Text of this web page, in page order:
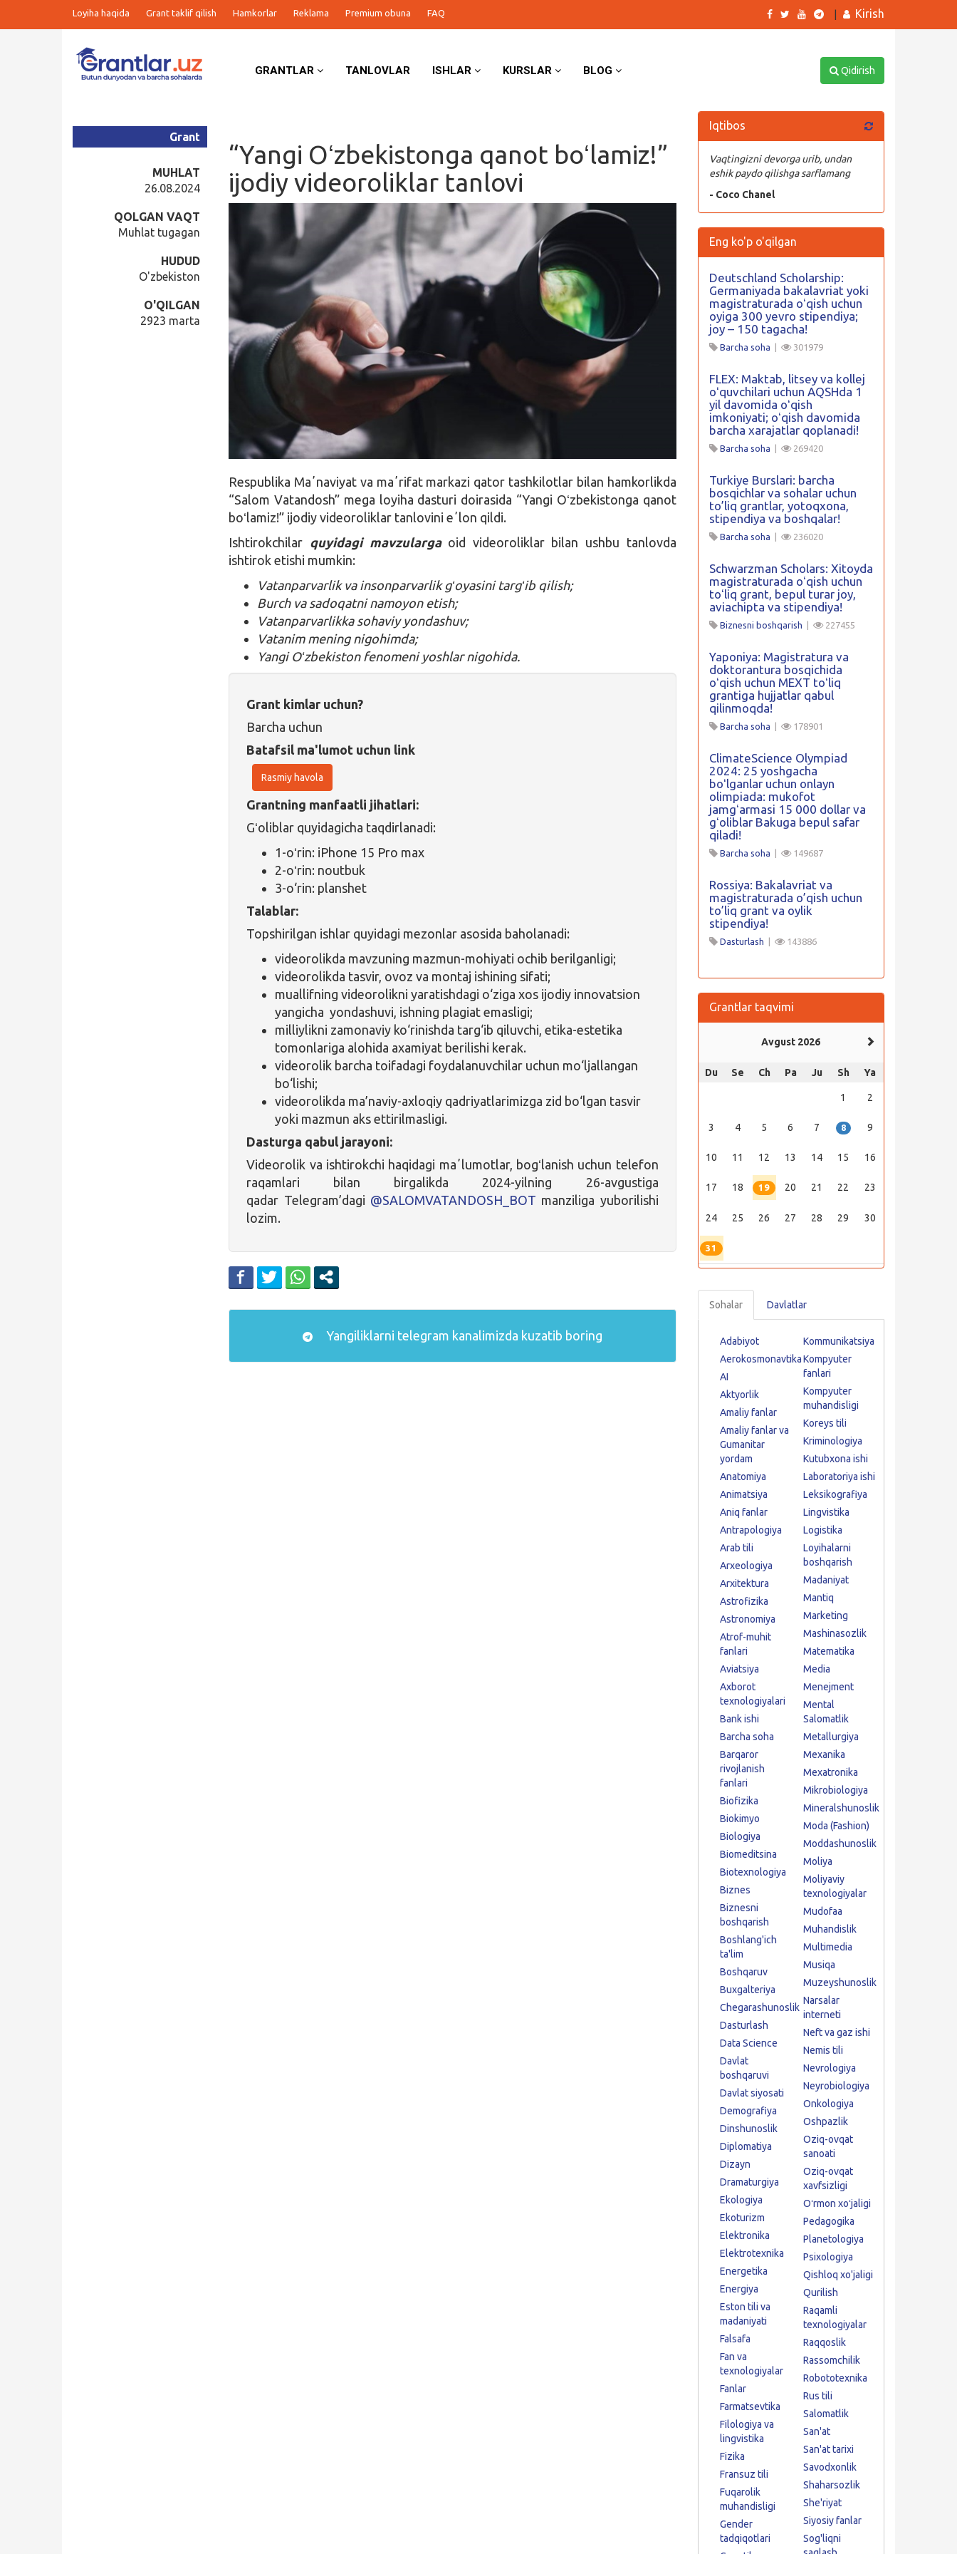
Loyiha haqida Grant taklif qilish Hamkorlar Reklama Premium obuna FAQ Kirish
GRANTLAR TANLOVLAR ISHLAR KURSLAR BLOG Qidirish
“Yangi Oʻzbekistonga qanot boʻlamiz!”
ijodiy videoroliklar tanlovi
Grant
MUHLAT
26.08.2024
QOLGAN VAQT
Muhlat tugagan
HUDUD
O'zbekiston
O'QILGAN
2923 marta
Respublika Maʼnaviyat va maʼrifat markazi qator tashkilotlar bilan hamkorlikda
“Salom Vatandosh” mega loyiha dasturi doirasida “Yangi Oʻzbekistonga qanot
boʻlamiz!” ijodiy videoroliklar tanlovini eʼlon qildi.
Ishtirokchilar quyidagi mavzularga oid videoroliklar bilan ushbu tanlovda
ishtirok etishi mumkin:
Vatanparvarlik va insonparvarlik gʻoyasini targʻib qilish;
Burch va sadoqatni namoyon etish;
Vatanparvarlikka sohaviy yondashuv;
Vatanim mening nigohimda;
Yangi Oʻzbekiston fenomeni yoshlar nigohida.
Grant kimlar uchun?
Barcha uchun
Batafsil ma'lumot uchun link
Rasmiy havola
Grantning manfaatli jihatlari:
Gʻoliblar quyidagicha taqdirlanadi:
1-oʻrin: iPhone 15 Pro max
2-oʻrin: noutbuk
3-o‘rin: planshet
Talablar:
Topshirilgan ishlar quyidagi mezonlar asosida baholanadi:
videorolikda mavzuning mazmun-mohiyati ochib berilganligi;
videorolikda tasvir, ovoz va montaj ishining sifati;
muallifning videorolikni yaratishdagi o‘ziga xos ijodiy innovatsion
yangicha yondashuvi, ishning plagiat emasligi;
milliylikni zamonaviy ko‘rinishda targ‘ib qiluvchi, etika-estetika
tomonlariga alohida axamiyat berilishi kerak.
videorolik barcha toifadagi foydalanuvchilar uchun mo‘ljallangan
bo‘lishi;
videorolikda ma’naviy-axloqiy qadriyatlarimizga zid bo‘lgan tasvir
yoki mazmun aks ettirilmasligi.
Dasturga qabul jarayoni:
Videorolik va ishtirokchi haqidagi maʼlumotlar, bogʻlanish uchun telefon
raqamlari bilan birgalikda 2024-yilning 26-avgustiga
qadar Telegram’dagi @SALOMVATANDOSH_BOT manziliga yuborilishi
lozim.
Yangiliklarni telegram kanalimizda kuzatib boring
Iqtibos
Vaqtingizni devorga urib, undan
eshik paydo qilishga sarflamang
- Coco Chanel
Eng ko'p o'qilgan
Deutschland Scholarship:
Germaniyada bakalavriat yoki
magistraturada oʻqish uchun
oyiga 300 yevro stipendiya;
joy – 150 tagacha!
Barcha soha 301979
FLEX: Maktab, litsey va kollej
oʻquvchilari uchun AQSHda 1
yil davomida oʻqish
imkoniyati; oʻqish davomida
barcha xarajatlar qoplanadi!
Barcha soha 269420
Turkiye Burslari: barcha
bosqichlar va sohalar uchun
to’liq grantlar, yotoqxona,
stipendiya va boshqalar!
Barcha soha 236020
Schwarzman Scholars: Xitoyda
magistraturada oʻqish uchun
toʻliq grant, bepul turar joy,
aviachipta va stipendiya!
Biznesni boshqarish 227455
Yaponiya: Magistratura va
doktorantura bosqichida
oʻqish uchun MEXT toʻliq
grantiga hujjatlar qabul
qilinmoqda!
Barcha soha 178901
ClimateScience Olympiad
2024: 25 yoshgacha
boʻlganlar uchun onlayn
olimpiada: mukofot
jamgʻarmasi 15 000 dollar va
gʻoliblar Bakuga bepul safar
qiladi!
Barcha soha 149687
Rossiya: Bakalavriat va
magistraturada o’qish uchun
to’liq grant va oylik
stipendiya!
Dasturlash 143886
Grantlar taqvimi
Avgust 2026
Du Se Ch Pa Ju Sh Ya
1 2
3 4 5 6 7 8 9
10 11 12 13 14 15 16
17 18 19 20 21 22 23
24 25 26 27 28 29 30
31
Sohalar Davlatlar
Adabiyot
Aerokosmonavtika
AI
Aktyorlik
Amaliy fanlar
Amaliy fanlar va
Gumanitar
yordam
Anatomiya
Animatsiya
Aniq fanlar
Antrapologiya
Arab tili
Arxeologiya
Arxitektura
Astrofizika
Astronomiya
Atrof-muhit
fanlari
Aviatsiya
Axborot
texnologiyalari
Bank ishi
Barcha soha
Barqaror
rivojlanish
fanlari
Biofizika
Biokimyo
Biologiya
Biomeditsina
Biotexnologiya
Biznes
Biznesni
boshqarish
Boshlang'ich
ta'lim
Boshqaruv
Buxgalteriya
Chegarashunoslik
Dasturlash
Data Science
Davlat
boshqaruvi
Davlat siyosati
Demografiya
Dinshunoslik
Diplomatiya
Dizayn
Dramaturgiya
Ekologiya
Ekoturizm
Elektronika
Elektrotexnika
Energetika
Energiya
Eston tili va
madaniyati
Falsafa
Fan va
texnologiyalar
Fanlar
Farmatsevtika
Filologiya va
lingvistika
Fizika
Fransuz tili
Fuqarolik
muhandisligi
Gender
tadqiqotlari
Kommunikatsiya
Kompyuter
fanlari
Kompyuter
muhandisligi
Koreys tili
Kriminologiya
Kutubxona ishi
Laboratoriya ishi
Leksikografiya
Lingvistika
Logistika
Loyihalarni
boshqarish
Madaniyat
Mantiq
Marketing
Mashinasozlik
Matematika
Media
Menejment
Mental
Salomatlik
Metallurgiya
Mexanika
Mexatronika
Mikrobiologiya
Mineralshunoslik
Moda (Fashion)
Moddashunoslik
Moliya
Moliyaviy
texnologiyalar
Mudofaa
Muhandislik
Multimedia
Musiqa
Muzeyshunoslik
Narsalar
interneti
Neft va gaz ishi
Nemis tili
Nevrologiya
Neyrobiologiya
Onkologiya
Oshpazlik
Oziq-ovqat
sanoati
Oziq-ovqat
xavfsizligi
Oʻrmon xoʻjaligi
Pedagogika
Planetologiya
Psixologiya
Qishloq xo'jaligi
Qurilish
Raqamli
texnologiyalar
Raqqoslik
Rassomchilik
Robototexnika
Rus tili
Salomatlik
San'at
San'at tarixi
Savodxonlik
Shaharsozlik
She'riyat
Siyosiy fanlar
Sog'liqni